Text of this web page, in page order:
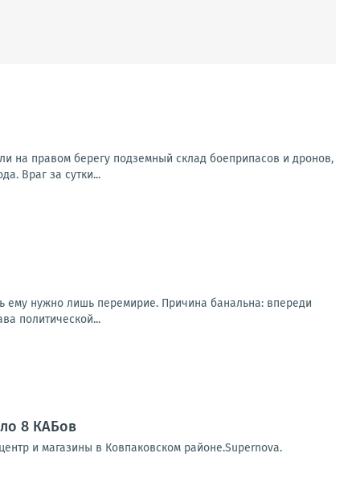
на правом берегу подземный склад боеприпасов и дронов,
Враг за сутки...
ему нужно лишь перемирие. Причина банальна: впереди
политической...
8 КАБов
и магазины в Ковпаковском районе.Supernova.